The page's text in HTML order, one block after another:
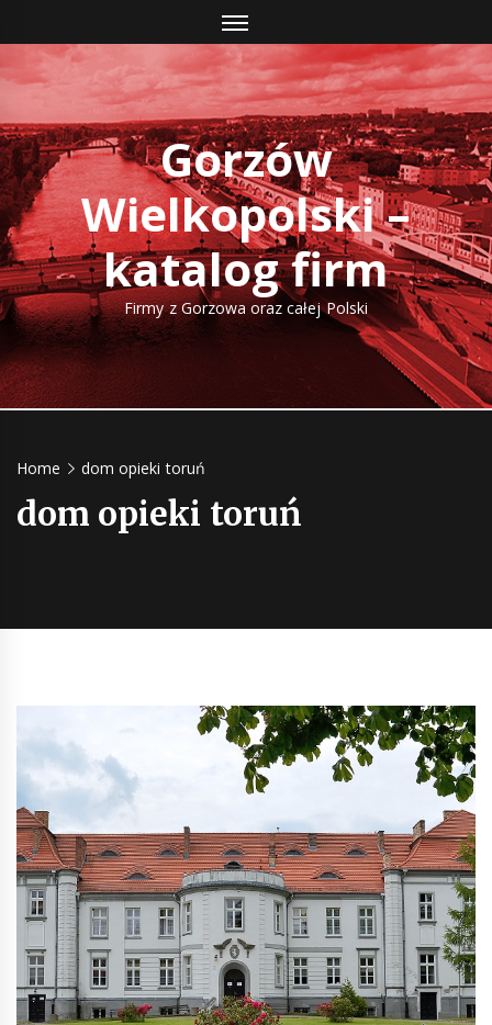
to
content
Gorzów
Wielkopolski –
katalog firm
Firmy z Gorzowa oraz całej Polski
Home dom opieki toruń
dom opieki toruń